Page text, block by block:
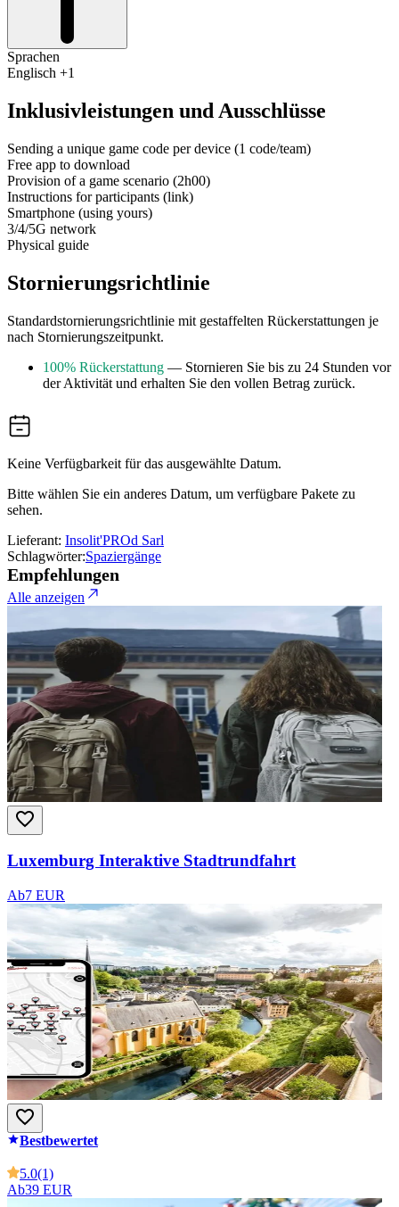
Sprachen
Englisch +1
Inklusivleistungen und Ausschlüsse
Sending a unique game code per device (1 code/team)
Free app to download
Provision of a game scenario (2h00)
Instructions for participants (link)
Smartphone (using yours)
3/4/5G network
Physical guide
Stornierungsrichtlinie
Standardstornierungsrichtlinie mit gestaffelten Rückerstattungen je
nach Stornierungszeitpunkt.
100% Rückerstattung — Stornieren Sie bis zu 24 Stunden vor
der Aktivität und erhalten Sie den vollen Betrag zurück.
Keine Verfügbarkeit für das ausgewählte Datum.
Bitte wählen Sie ein anderes Datum, um verfügbare Pakete zu
sehen.
Lieferant: Insolit'PROd Sarl
Schlagwörter:Spaziergänge
Empfehlungen
Alle anzeigen
Luxemburg Interaktive Stadtrundfahrt
Ab7 EUR
Bestbewertet
5.0(1)
Ab39 EUR